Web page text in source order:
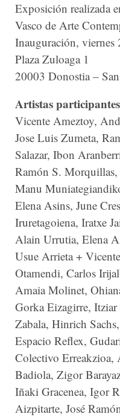
Exposición realizada
Vasco de Arte
Inauguración, viernes
Plaza Zuloaga 1
20003 Donostia –
Artistas participantes
Vicente Ameztoy,
Jose Luis Zumeta,
Salazar, Ibon
Ramón S.
Manu
Elena Asins, June
Iruretagoiena, Iratxe
Alain Urrutia, Elena
Usue Arrieta +
Otamendi, Carlos
Amaia Molinet,
Gorka Eizagirre,
Zabala, Hinrich
Espacio Reflex,
Colectivo Erreakzioa,
Badiola, Zigor
Iñaki Gracenea, Igor
Aizpitarte, José